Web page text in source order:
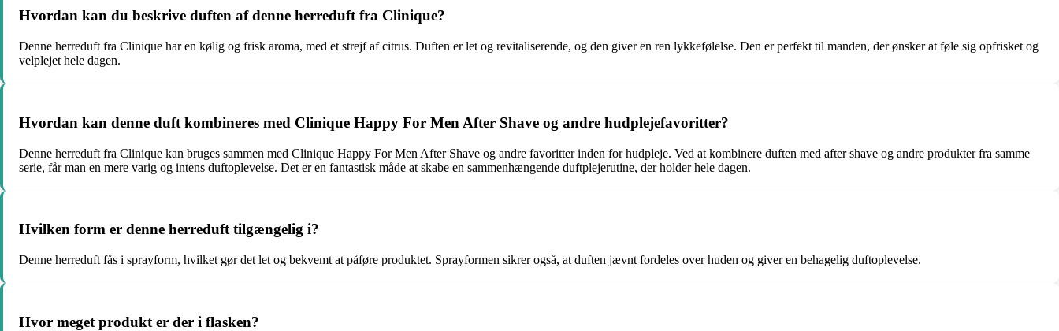
Hvordan kan du beskrive duften af denne herreduft fra Clinique?
Denne herreduft fra Clinique har en kølig og frisk aroma, med et strejf af citrus. Duften er let og revitaliserende, og den giver en ren lykkefølelse. Den er perfekt til manden, der ønsker at føle sig opfrisket og
velplejet hele dagen.
Hvordan kan denne duft kombineres med Clinique Happy For Men After Shave og andre hudplejefavoritter?
Denne herreduft fra Clinique kan bruges sammen med Clinique Happy For Men After Shave og andre favoritter inden for hudpleje. Ved at kombinere duften med after shave og andre produkter fra samme
serie, får man en mere varig og intens duftoplevelse. Det er en fantastisk måde at skabe en sammenhængende duftplejerutine, der holder hele dagen.
Hvilken form er denne herreduft tilgængelig i?
Denne herreduft fås i sprayform, hvilket gør det let og bekvemt at påføre produktet. Sprayformen sikrer også, at duften jævnt fordeles over huden og giver en behagelig duftoplevelse.
Hvor meget produkt er der i flasken?